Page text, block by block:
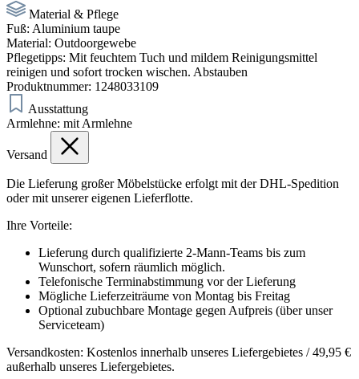
Material & Pflege
Fuß: Aluminium taupe
Material: Outdoorgewebe
Pflegetipps: Mit feuchtem Tuch und mildem Reinigungsmittel
reinigen und sofort trocken wischen. Abstauben
Produktnummer: 1248033109
Ausstattung
Armlehne: mit Armlehne
Versand
Die Lieferung großer Möbelstücke erfolgt mit der DHL-Spedition
oder mit unserer eigenen Lieferflotte.
Ihre Vorteile:
Lieferung durch qualifizierte 2-Mann-Teams bis zum
Wunschort, sofern räumlich möglich.
Telefonische Terminabstimmung vor der Lieferung
Mögliche Lieferzeiträume von Montag bis Freitag
Optional zubuchbare Montage gegen Aufpreis (über unser
Serviceteam)
Versandkosten: Kostenlos innerhalb unseres Liefergebietes / 49,95 €
außerhalb unseres Liefergebietes.